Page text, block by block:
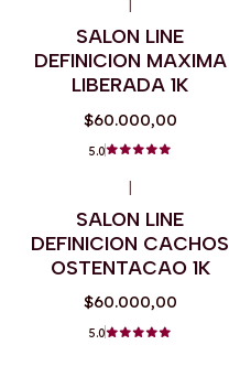
SALON LINE
DEFINICION MAXIMA
LIBERADA 1K
$60.000,00
5.0
|
SALON LINE
DEFINICION CACHOS
OSTENTACAO 1K
$60.000,00
5.0